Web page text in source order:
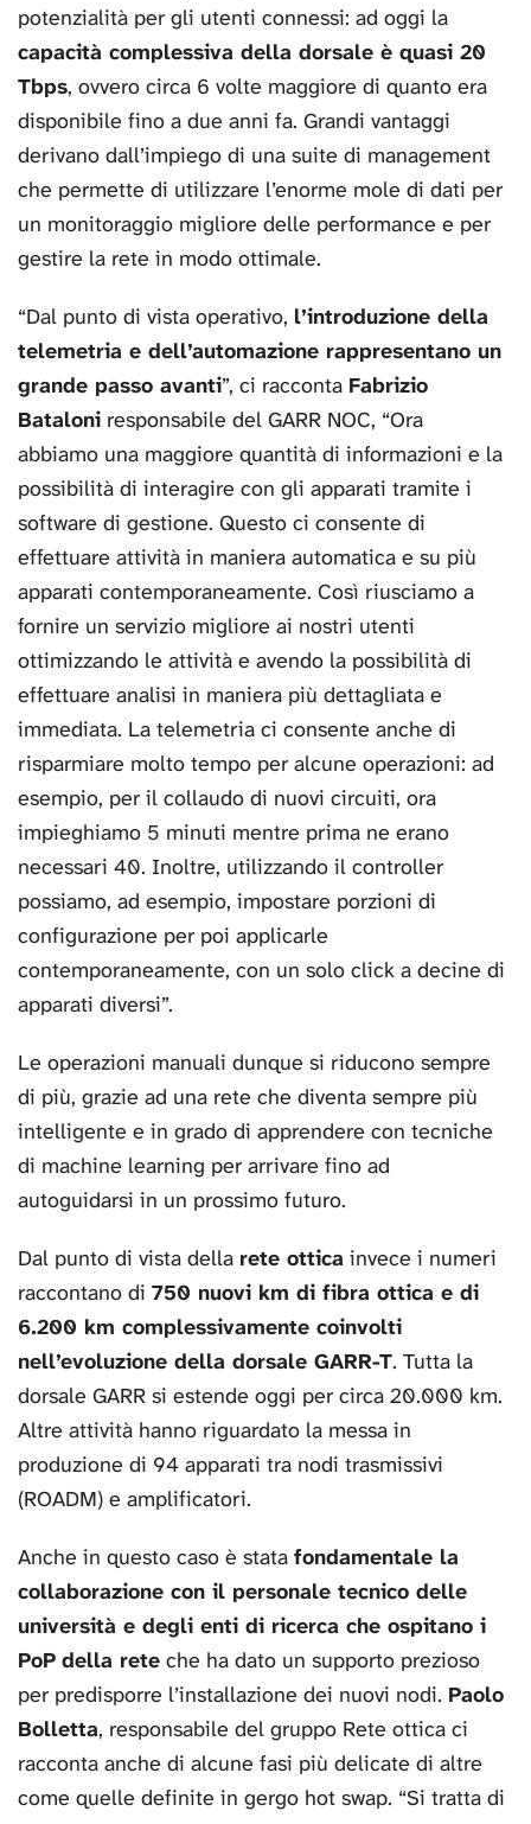
potenzialità per gli utenti connessi: ad oggi la
capacità complessiva della dorsale è quasi 20
Tbps, ovvero circa 6 volte maggiore di quanto era
disponibile fino a due anni fa. Grandi vantaggi
derivano dall’impiego di una suite di management
che permette di utilizzare l’enorme mole di dati per
un monitoraggio migliore delle performance e per
gestire la rete in modo ottimale.
“Dal punto di vista operativo, l’introduzione della
telemetria e dell’automazione rappresentano un
grande passo avanti”, ci racconta Fabrizio
Bataloni responsabile del GARR NOC, “Ora
abbiamo una maggiore quantità di informazioni e la
possibilità di interagire con gli apparati tramite i
software di gestione. Questo ci consente di
effettuare attività in maniera automatica e su più
apparati contemporaneamente. Così riusciamo a
fornire un servizio migliore ai nostri utenti
ottimizzando le attività e avendo la possibilità di
effettuare analisi in maniera più dettagliata e
immediata. La telemetria ci consente anche di
risparmiare molto tempo per alcune operazioni: ad
esempio, per il collaudo di nuovi circuiti, ora
impieghiamo 5 minuti mentre prima ne erano
necessari 40. Inoltre, utilizzando il controller
possiamo, ad esempio, impostare porzioni di
configurazione per poi applicarle
contemporaneamente, con un solo click a decine di
apparati diversi”.
Le operazioni manuali dunque si riducono sempre
di più, grazie ad una rete che diventa sempre più
intelligente e in grado di apprendere con tecniche
di machine learning per arrivare fino ad
autoguidarsi in un prossimo futuro.
Dal punto di vista della rete ottica invece i numeri
raccontano di 750 nuovi km di fibra ottica e di
6.200 km complessivamente coinvolti
nell’evoluzione della dorsale GARR-T. Tutta la
dorsale GARR si estende oggi per circa 20.000 km.
Altre attività hanno riguardato la messa in
produzione di 94 apparati tra nodi trasmissivi
(ROADM) e amplificatori.
Anche in questo caso è stata fondamentale la
collaborazione con il personale tecnico delle
università e degli enti di ricerca che ospitano i
PoP della rete che ha dato un supporto prezioso
per predisporre l’installazione dei nuovi nodi. Paolo
Bolletta, responsabile del gruppo Rete ottica ci
racconta anche di alcune fasi più delicate di altre
come quelle definite in gergo hot swap. “Si tratta di